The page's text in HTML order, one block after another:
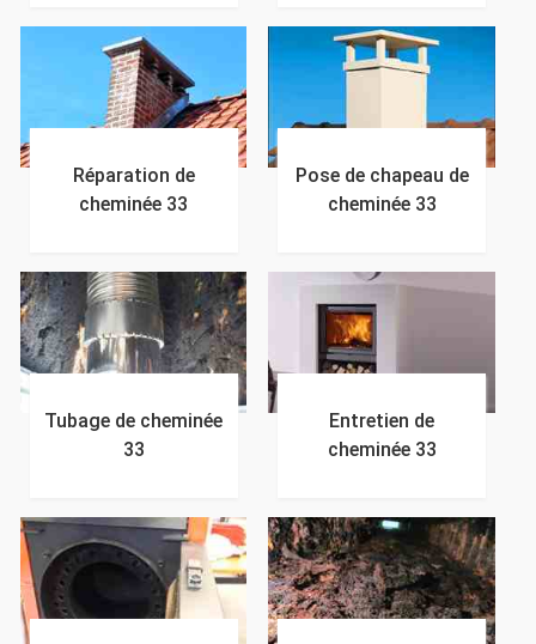
Réparation de
cheminée 33
Pose de chapeau de
cheminée 33
Tubage de cheminée
33
Entretien de
cheminée 33